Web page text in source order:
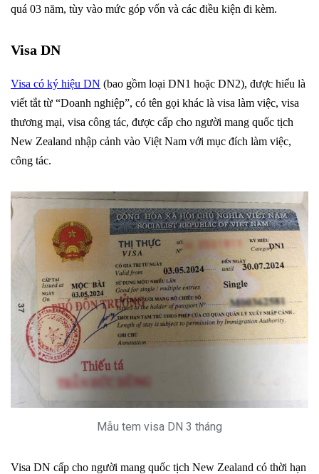
quá 03 năm, tùy vào mức góp vốn và các điều kiện đi kèm.
Visa DN
Visa có ký hiệu DN (bao gồm loại DN1 hoặc DN2), được hiểu là
viết tắt từ “Doanh nghiệp”, có tên gọi khác là visa làm việc, visa
thương mại, visa công tác, được cấp cho người mang quốc tịch
New Zealand nhập cảnh vào Việt Nam với mục đích làm việc,
công tác.
Mẫu tem visa DN 3 tháng
Visa DN cấp cho người mang quốc tịch New Zealand có thời hạn